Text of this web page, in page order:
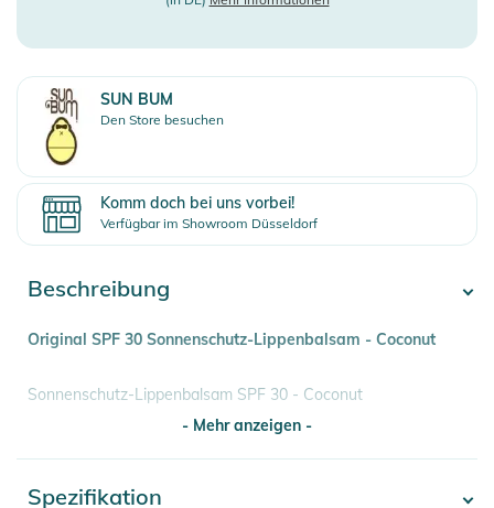
SUN BUM
Den Store besuchen
Komm doch bei uns vorbei!
Verfügbar im Showroom Düsseldorf
Beschreibung
Original SPF 30 Sonnenschutz-Lippenbalsam - Coconut
Sonnenschutz-Lippenbalsam SPF 30 - Coconut
- Mehr anzeigen -
Spezifikation